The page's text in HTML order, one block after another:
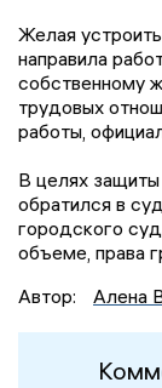
Желая
направила
собственному
трудовых
работы,
В целях
обратился в
городского
объеме, права
Автор:
Алена